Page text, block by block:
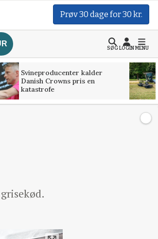
Prøv 30 dage for 30 kr.
SØGLOGINMENU
Svineproducenter kalder
Danish Crowns pris en
katastrofe